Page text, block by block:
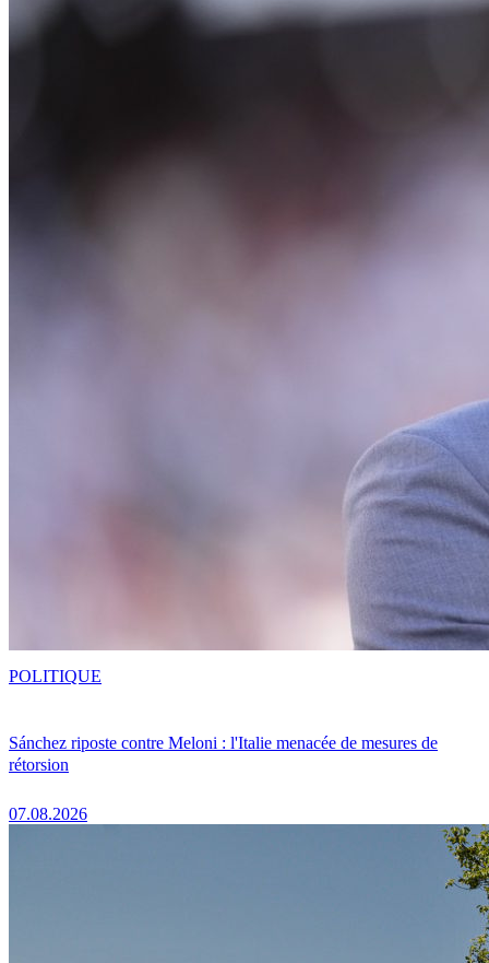
Sánchez riposte contre Meloni : l'Italie menacée de mesures de
rétorsion
07.08.2026
POLITIQUE